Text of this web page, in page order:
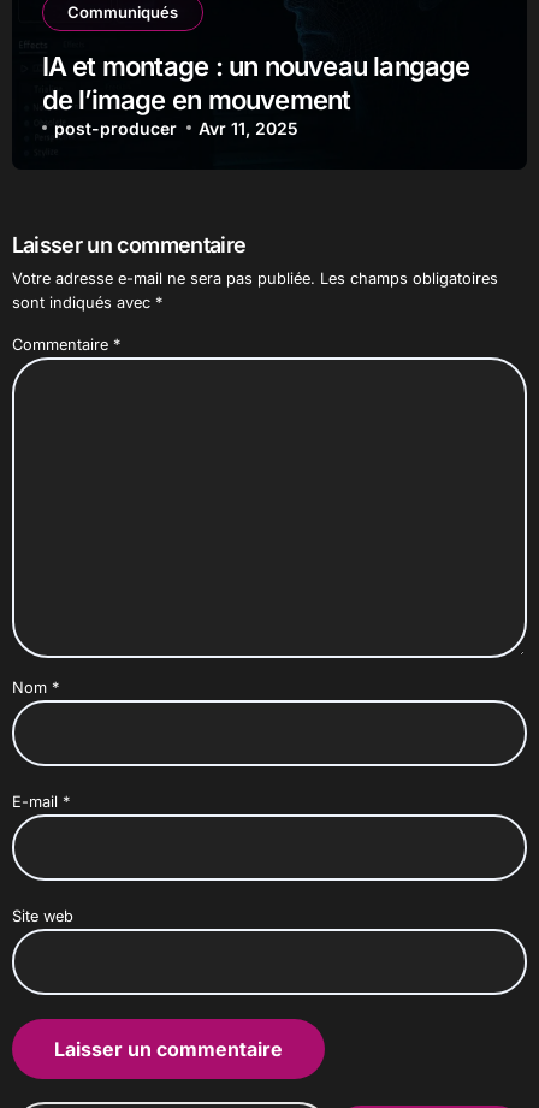
Communiqués
IA et montage : un nouveau langage
de l’image en mouvement
post-producer Avr 11, 2025
Laisser un commentaire
Votre adresse e-mail ne sera pas publiée. Les champs obligatoires
sont indiqués avec *
Commentaire *
Nom *
E-mail *
Site web